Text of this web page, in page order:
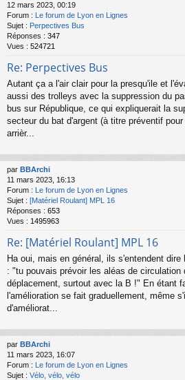
12 mars 2023, 00:19
Forum : Le forum de Lyon en Lignes
Sujet : Perpectives Bus
Réponses : 347
Vues : 524721
Re: Perpectives Bus
Autant ça a l'air clair pour la presqu'ile et
aussi des trolleys avec la suppression du
bus sur République, ce qui expliquerait la
secteur du bat d'argent (à titre préventif
arrièr...
par BBArchi
11 mars 2023, 16:13
Forum : Le forum de Lyon en Lignes
Sujet : [Matériel Roulant] MPL 16
Réponses : 653
Vues : 1495963
Re: [Matériel Roulant] MPL 16
Ha oui, mais en général, ils s'entendent
: "tu pouvais prévoir les aléas de circulation
déplacement, surtout avec la B !" En étant
l'amélioration se fait graduellement, même
d'améliorat...
par BBArchi
11 mars 2023, 16:07
Forum : Le forum de Lyon en Lignes
Sujet : Vélo, vélo, vélo